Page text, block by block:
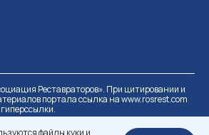
файлы куки и
Реставраторов». При цитировании и
портала ссылка на www.rosrest.com
данных
Разработка сайта